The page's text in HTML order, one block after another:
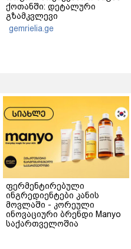
ქოთანში: დეტალური
გზამკვლევი
gemrielia.ge
ფერმენტირებული
ინგრედიენტები კანის
მოვლაში - კორეული
ინოვაციური ბრენდი Manyo
საქართველოშია